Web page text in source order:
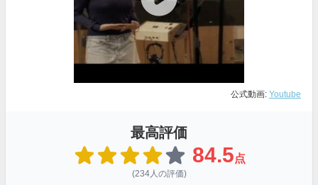
公式動画: Youtube
最高評価
84.5点
(234人の評価)